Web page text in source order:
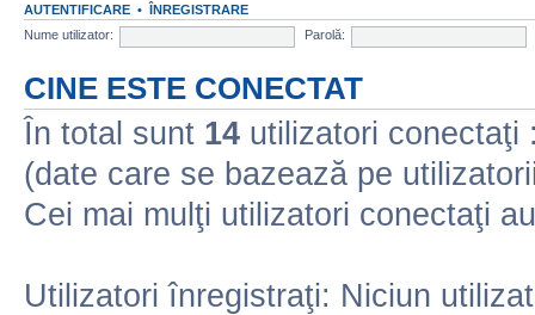
AUTENTIFICARE • ÎNREGISTRARE
Nume utilizator:
Parolă:
CINE ESTE CONECTAT
În total sunt 14 utilizatori conectaţi
(date care se bazează pe
Cei mai mulţi utilizatori conectaţi
Utilizatori înregistraţi: Niciun